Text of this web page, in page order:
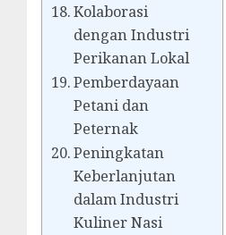
Kolaborasi
dengan Industri
Perikanan Lokal
Pemberdayaan
Petani dan
Peternak
Peningkatan
Keberlanjutan
dalam Industri
Kuliner Nasi